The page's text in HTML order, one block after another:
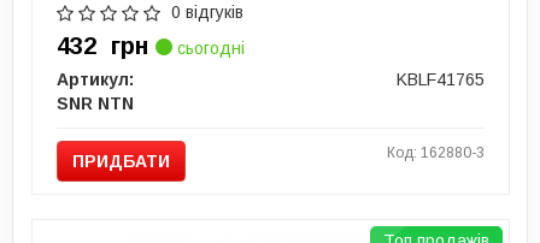
0 відгуків
432 грн
сьогодні
Артикул:
KBLF41765
SNR NTN
ПРИДБАТИ Код: 162880-3